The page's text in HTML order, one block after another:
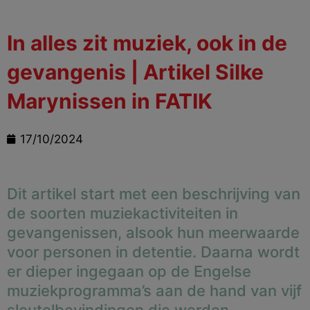
In alles zit muziek, ook in de
gevangenis | Artikel Silke
Marynissen in FATIK
17/10/2024
Dit artikel start met een beschrijving van
de soorten muziekactiviteiten in
gevangenissen, alsook hun meerwaarde
voor personen in detentie. Daarna wordt
er dieper ingegaan op de Engelse
muziekprogramma’s aan de hand van vijf